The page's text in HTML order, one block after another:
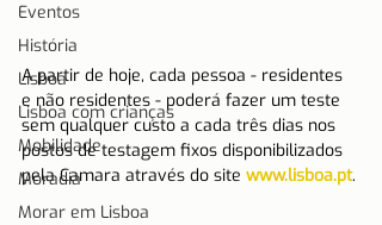
Eventos
História
Lisboa
Lisboa com crianças
Mobilidade
Moradia
Morar em Lisboa
A partir de hoje, cada pessoa - residentes
e não residentes - poderá fazer um teste
sem qualquer custo a cada três dias nos
postos de testagem fixos disponibilizados
pela Camara através do site www.lisboa.pt.